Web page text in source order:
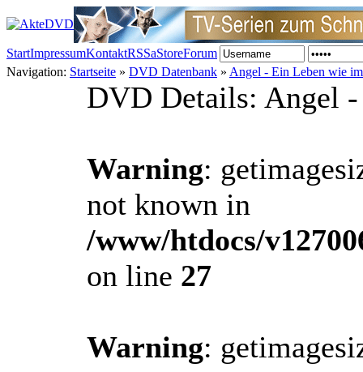
StartImpressumKontaktRSSaStoreForum
Navigation: Startseite » DVD Datenbank » Angel - Ein Leben wie
DVD Details: Angel
Warning:
not known in
/www/htdocs/
on line 27
Warning: